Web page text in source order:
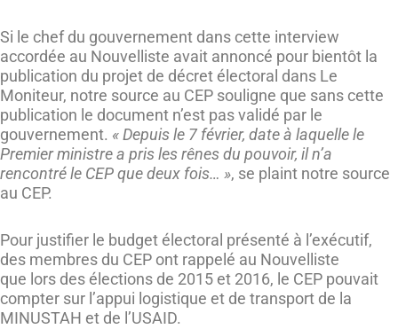
Si le chef du gouvernement dans cette interview
accordée au Nouvelliste avait annoncé pour bientôt la
publication du projet de décret électoral dans Le
Moniteur, notre source au CEP souligne que sans cette
publication le document n’est pas validé par le
gouvernement. « Depuis le 7 février, date à laquelle le
Premier ministre a pris les rênes du pouvoir, il n’a
rencontré le CEP que deux fois… », se plaint notre source
au CEP.
Pour justifier le budget électoral présenté à l’exécutif,
des membres du CEP ont rappelé au Nouvelliste
que lors des élections de 2015 et 2016, le CEP pouvait
compter sur l’appui logistique et de transport de la
MINUSTAH et de l’USAID.